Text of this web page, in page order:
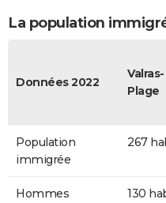
La population
Données 2022
Valras-
Plage
Population
immigrée
267
Hommes
130